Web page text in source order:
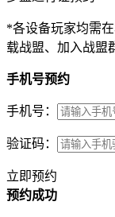
*各设备玩家均需
载战盟、加入战盟
手机号预约
手机号：
验证码：
立即预约
预约成功